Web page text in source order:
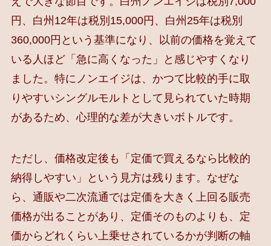
円、白州12年は税別15,000円、白州25年は税別
360,000円という基準になり、以前の価格を覚えて
いる人ほど「急に高くなった」と感じやすくなり
ました。特にノンエイジは、かつて比較的手に取
りやすいシングルモルトとして見られていた時期
があるため、心理的な差が大きいボトルです。
ただし、価格改定後も「定価で買えるなら比較的
納得しやすい」という見方は残ります。なぜな
ら、通販や二次流通では定価を大きく上回る販売
価格が出ることがあり、定価そのものよりも、定
価からどれくらい上乗せされているかが判断の軸